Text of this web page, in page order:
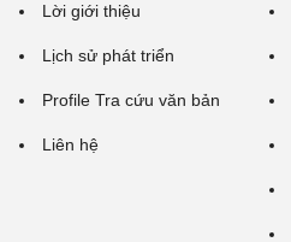
Lời giới thiệu
Lịch sử phát triển
Profile Tra cứu văn bản
Liên hệ